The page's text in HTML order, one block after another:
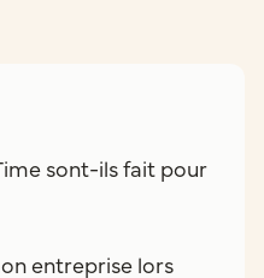
sont-ils fait pour
entreprise lors